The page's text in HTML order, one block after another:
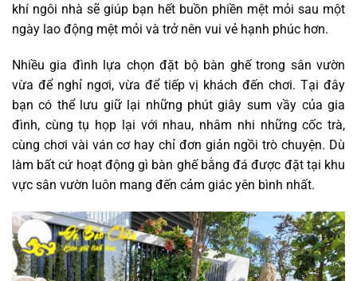
khí ngôi nhà sẽ giúp bạn hết buồn phiền mệt mỏi sau một
ngày lao động mệt mỏi và trở nên vui vẻ hạnh phúc hơn.
Nhiều gia đình lựa chọn đặt bộ bàn ghế trong sân vườn
vừa để nghỉ ngơi, vừa để tiếp vị khách đến chơi. Tại đây
bạn có thể lưu giữ lại những phút giây sum vầy của gia
đình, cùng tụ họp lại với nhau, nhâm nhi những cốc trà,
cùng chơi vài ván cơ hay chỉ đơn giản ngồi trò chuyện. Dù
làm bất cứ hoạt động gì bàn ghế bằng đá được đặt tại khu
vực sân vườn luôn mang đến cảm giác yên bình nhất.